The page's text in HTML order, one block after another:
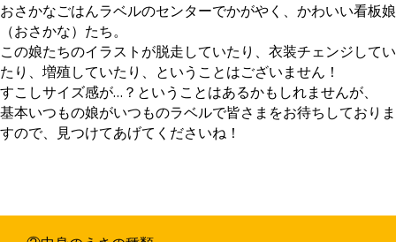
おさかなごはんラベルのセンターでかがやく、かわいい看板娘
（おさかな）たち。
この娘たちのイラストが脱走していたり、衣装チェンジしてい
たり、増殖していたり、ということはございません！
すこしサイズ感が…？ということはあるかもしれませんが、
基本いつもの娘がいつものラベルで皆さまをお待ちしておりま
すので、見つけてあげてくださいね！